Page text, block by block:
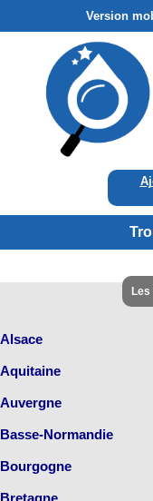
Version
Les
Alsace
Aquitaine
Auvergne
Basse-Normandie
Bourgogne
Bretagne